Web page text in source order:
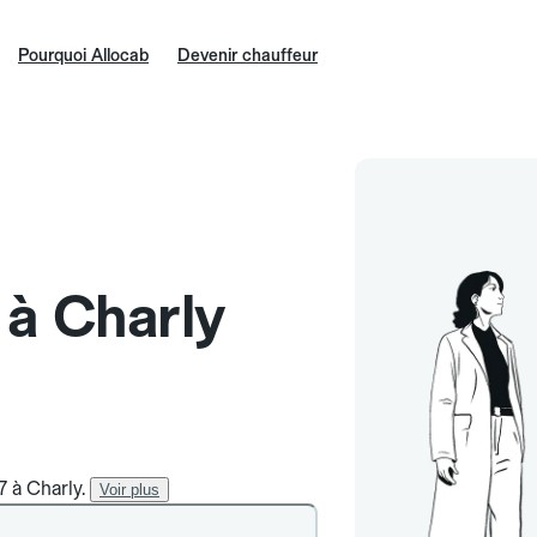
Pourquoi Allocab Devenir chauffeur
à Charly
à Charly. Voir plus